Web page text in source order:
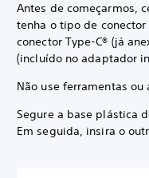
Antes de começarmos,
tenha o tipo de
conector Type-C® (já
(incluído no adaptador
Não use ferramentas ou
Segure a base plástica
Em seguida, insira o